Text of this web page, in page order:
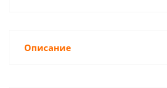
Описание